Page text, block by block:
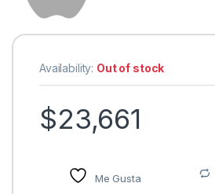
Availability: Out of stock
$23,661
Me Gusta